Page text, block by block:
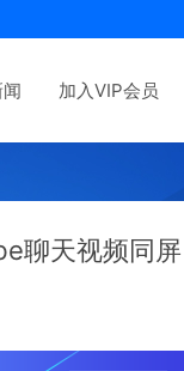
加入VIP会员
聊天视频同屏